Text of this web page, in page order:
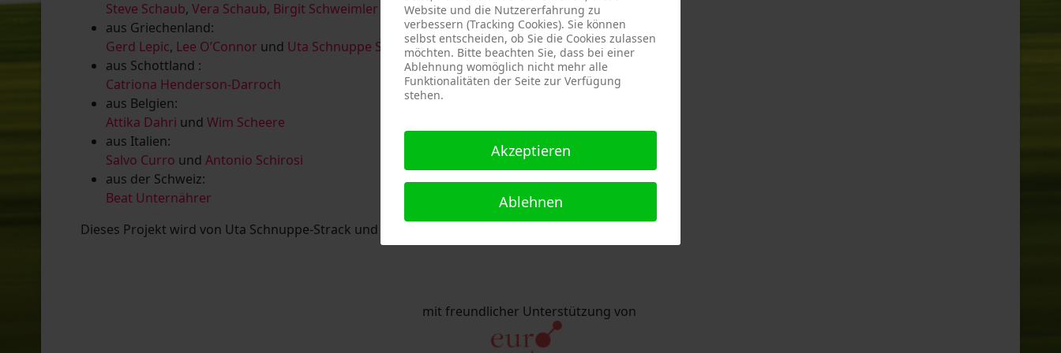
Steve Schaub, Vera Schaub, Birgit Schweimler & Serge DevadderundRolf Thärichen
aus Griechenland:
Gerd Lepic, Lee O’Connor und Uta Schnuppe Strack
aus Schottland :
Catriona Henderson-Darroch
aus Belgien:
Attika Dahri und Wim Scheere
aus Italien:
Salvo Curro und Antonio Schirosi
aus der Schweiz:
Beat Unternährer
Dieses Projekt wird von Uta Schnuppe-Strack und Eric Schaftlein organisiert.
mit freundlicher Unterstützung von
Website und die Nutzererfahrung zu
verbessern (Tracking Cookies). Sie können
selbst entscheiden, ob Sie die Cookies zulassen
möchten. Bitte beachten Sie, dass bei einer
Ablehnung womöglich nicht mehr alle
Funktionalitäten der Seite zur Verfügung
stehen.
Akzeptieren
Ablehnen